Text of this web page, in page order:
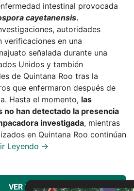
intestinal provocada
cayetanensis.
autoridades
verificaciones en una
señalada durante una
Unidos y también
de Quintana Roo tras la
que enfermaron después de
Hasta el momento, las
no han detectado la presencia
investigada, mientras
en Quintana Roo continúan
VER MÁS